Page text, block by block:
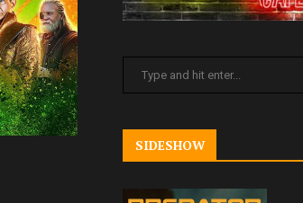
SIDESHOW